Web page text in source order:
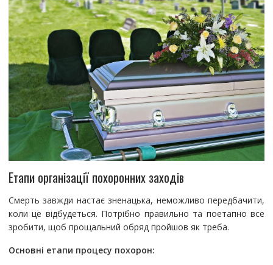
Етапи організації похоронних заходів
Смерть завжди настає зненацька, неможливо передбачити,
коли це відбудеться. Потрібно правильно та поетапно все
зробити, щоб прощальний обряд пройшов як треба.
Основні етапи процесу похорон: